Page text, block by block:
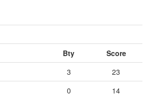
Bty
Score
3
23
0
14